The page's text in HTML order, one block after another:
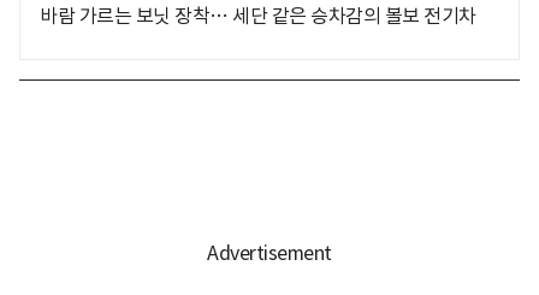
바람 가르는 보닛 장착… 세단 같은 승차감의 볼보 전기차